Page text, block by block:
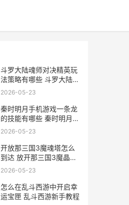
斗罗大陆魂师对决精英玩
法策略有哪些 斗罗大陆魂
师对决官方正版
2026-05-23
秦时明月手机游戏一条龙
的技能有哪些 秦时明月手
游最新版本
2026-05-23
开放那三国3魔魂塔怎么
到达 放开那三国3魔晶怎
么获得
2026-05-23
怎么在乱斗西游中开启幸
运宝匣 乱斗西游新手教程